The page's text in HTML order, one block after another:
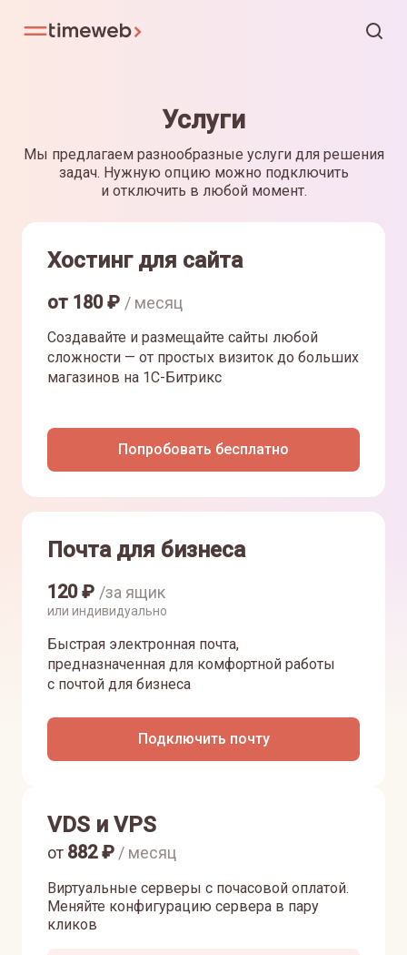
Услуги
Мы предлагаем разнообразные услуги для решения
задач. Нужную опцию можно подключить
и отключить в любой момент.
Хостинг для сайта
от 180₽ / месяц
Создавайте и размещайте сайты любой
сложности — от простых визиток до больших
магазинов на 1С-Битрикс
Попробовать бесплатно
Почта для бизнеса
120₽ /за ящик
или индивидуально
Быстрая электронная почта,
предназначенная для комфортной работы
с почтой для бизнеса
Подключить почту
VDS и VPS
Виртуальные серверы с почасовой оплатой.
Меняйте конфигурацию сервера в пару
кликов
от 882₽ / месяц